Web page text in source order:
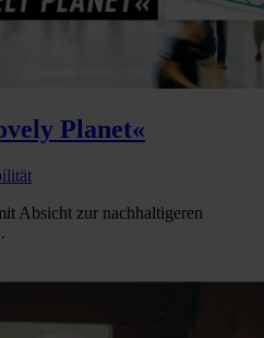
Planet«
Absicht zur nachhaltigeren